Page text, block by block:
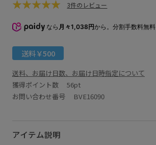
3件のレビュー
なら 月々1,038円から。分割手数料無料
送料￥500
送料、お届け日数、お届け日時指定について
獲得ポイント数 56pt
お問い合わせ番号 BVE16090
アイテム説明